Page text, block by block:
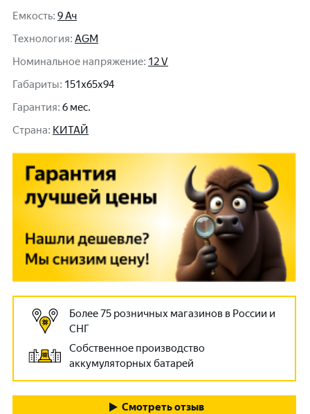
Емкость: 9 Ач
Технология: AGM
Номинальное напряжение: 12 V
Габариты: 151x65x94
Гарантия: 6 мес.
Cтрана: КИТАЙ
Более 75 розничных магазинов в России и
СНГ
Собственное производство
аккумуляторных батарей
Смотреть отзыв